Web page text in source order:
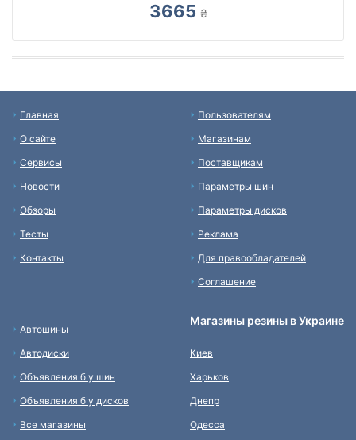
3665 ₴
Главная
О сайте
Сервисы
Новости
Обзоры
Тесты
Контакты
Пользователям
Магазинам
Поставщикам
Параметры шин
Параметры дисков
Реклама
Для правообладателей
Соглашение
Автошины
Автодиски
Объявления б у шин
Объявления б у дисков
Все магазины
Магазины резины в Украине
Киев
Харьков
Днепр
Одесса